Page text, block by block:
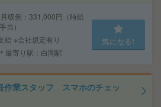
収例：331,000円（時給
当）
給 ※会社規定有り
最寄り駅：白岡駅
気になる!
作業スタッフ スマホのチェッ